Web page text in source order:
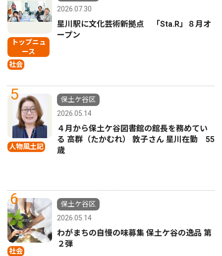
トップニュ
ース
社会
2026.07.30
星川駅に文化芸術新拠点 「Sta.R」８月オ
ープン
5
人物風土記
保土ケ谷区
2026.05.14
４月から保土ケ谷図書館の館長を務めてい
る 高群（たかむれ） 敦子さん 星川在勤 55
歳
6
社会
保土ケ谷区
2026.05.14
わがまちの自慢の味募集 保土ケ谷の逸品 第
２弾